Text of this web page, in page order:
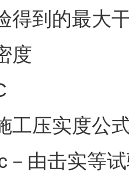
得到的最大
度
工压实度公
－由击实等